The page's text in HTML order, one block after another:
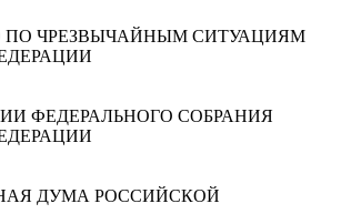
ПО ЧРЕЗВЫЧАЙНЫМ СИТУАЦИЯМ
ФЕДЕРАЛЬНОГО СОБРАНИЯ
ДУМА РОССИЙСКОЙ